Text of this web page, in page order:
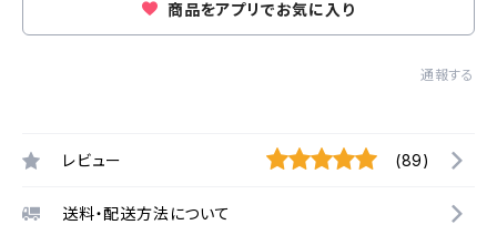
商品をアプリでお気に入り
通報する
レビュー (89)
送料・配送方法について